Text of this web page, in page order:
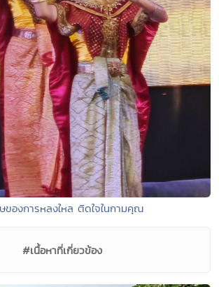
ของการหลงใหล ติดใจในกามคุณ
#เนื้อหาที่เกี่ยวข้อง